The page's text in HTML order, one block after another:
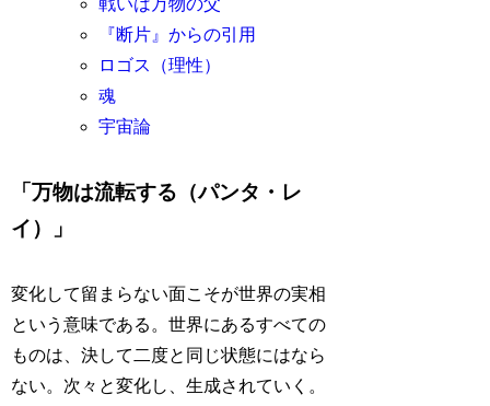
戦いは万物の父
『断片』からの引用
ロゴス（理性）
魂
宇宙論
「万物は流転する（パンタ・レ
イ）」
変化して留まらない面こそが世界の実相
という意味である。世界にあるすべての
ものは、決して二度と同じ状態にはなら
ない。次々と変化し、生成されていく。